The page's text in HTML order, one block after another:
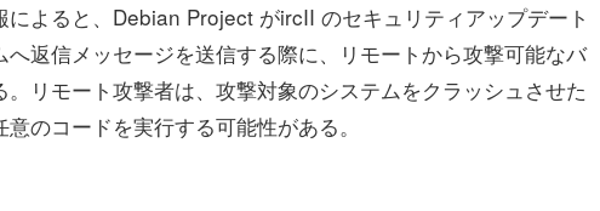
よると、Debian Project がircII のセキュリティアップデート
返信メッセージを送信する際に、リモートから攻撃可能なバ
リモート攻撃者は、攻撃対象のシステムをクラッシュさせた
のコードを実行する可能性がある。